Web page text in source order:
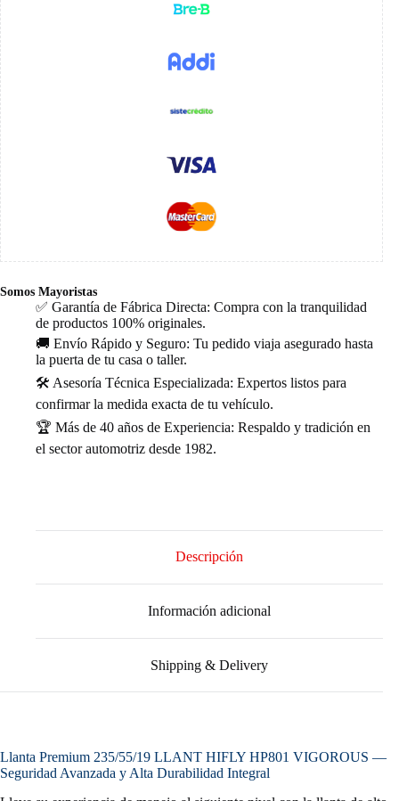
Somos Mayoristas
✅ Garantía de Fábrica Directa: Compra con la tranquilidad
de productos 100% originales.
🚚 Envío Rápido y Seguro: Tu pedido viaja asegurado hasta
la puerta de tu casa o taller.
🛠️ Asesoría Técnica Especializada: Expertos listos para
confirmar la medida exacta de tu vehículo.
🏆 Más de 40 años de Experiencia: Respaldo y tradición en
el sector automotriz desde 1982.
Descripción
Información adicional
Shipping & Delivery
Llanta Premium 235/55/19 LLANT HIFLY HP801 VIGOROUS —
Seguridad Avanzada y Alta Durabilidad Integral